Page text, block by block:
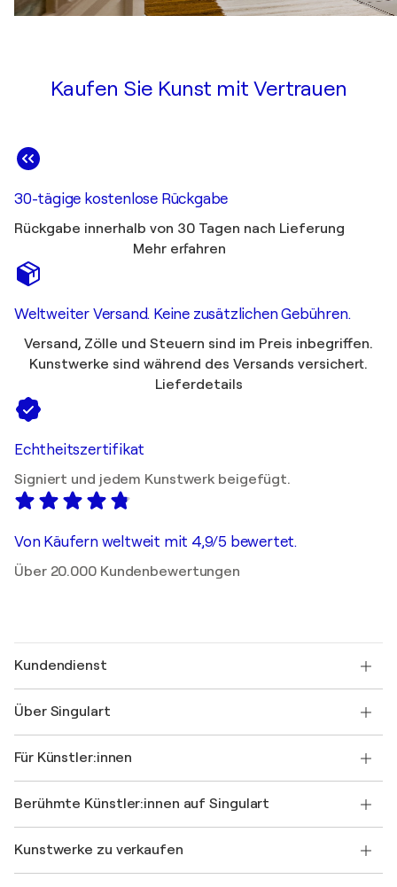
Kaufen Sie Kunst mit Vertrauen
30-tägige kostenlose Rückgabe
Rückgabe innerhalb von 30 Tagen nach Lieferung
Mehr erfahren
Weltweiter Versand. Keine zusätzlichen Gebühren.
Versand, Zölle und Steuern sind im Preis inbegriffen.
Kunstwerke sind während des Versands versichert.
Lieferdetails
Echtheitszertifikat
Signiert und jedem Kunstwerk beigefügt.
Von Käufern weltweit mit 4,9/5 bewertet.
Über 20.000 Kundenbewertungen
Kundendienst
Versand
Einen Gutschein verschenken
Werden Sie Mitglied unseres Handelsprogramms
Ihr Konto
+49 30 31196995
Über Singulart
FAQ
Singulart-Magazin
Jobs
Entdecken Sie kuratierte Originalkunst
Für Künstler:innen
Als Künstler anmelden
Berühmte Künstler:innen auf Singulart
Marc Chagall
Kunstwerke zu verkaufen